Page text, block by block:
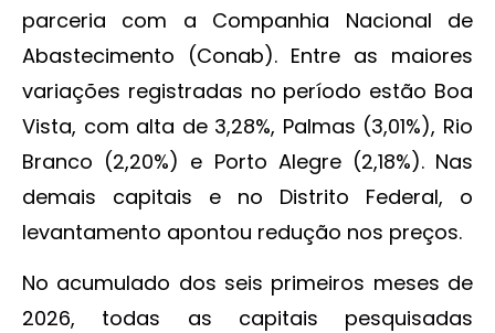
parceria com a Companhia Nacional de
Abastecimento (Conab). Entre as maiores
variações registradas no período estão Boa
Vista, com alta de 3,28%, Palmas (3,01%), Rio
Branco (2,20%) e Porto Alegre (2,18%). Nas
demais capitais e no Distrito Federal, o
levantamento apontou redução nos preços.
No acumulado dos seis primeiros meses de
2026, todas as capitais pesquisadas